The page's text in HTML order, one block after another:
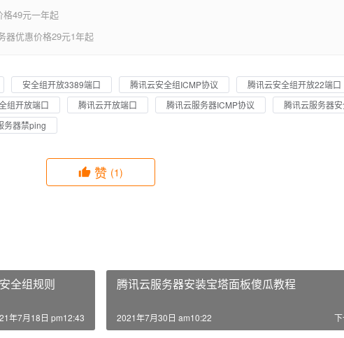
格49元一年起
器优惠价格29元1年起
安全组开放3389端口 腾讯云安全组ICMP协议
腾讯云安全组开放22端口
组开放端口 腾讯云开放端口 腾讯云服务器ICMP协议
腾讯云服务器
务器禁ping
赞 (1)
全组规则
年7月18日 pm12:43
腾讯云服务器安装宝塔面板傻瓜教程
2021年7月30日 am10:22